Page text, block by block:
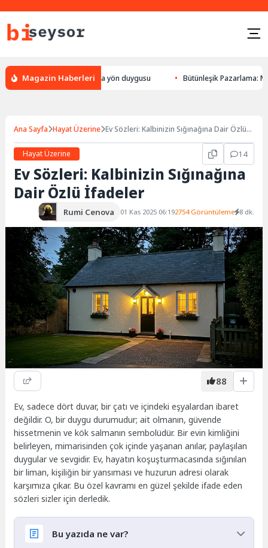
Magazin Haberleri
hayvanlarda yön duygusu Bütünleşik Pazarlama:
Ana Sayfa Hayat Üzerine Ev Sözleri: Kalbinizin Sığınağına Dair Özlü
Hayat Üzerine
14
Ev Sözleri: Kalbinizin Sığınağına
Dair Özlü İfadeler
Rumi Cenova 01 Kas 2025 06:192754 Görüntüleme 8 dk.
88
Ev, sadece dört duvar, bir çatı ve içindeki eşyalardan ibaret
değildir. O, bir duygu durumudur; ait olmanın, güvende
hissetmenin ve kök salmanın sembolüdür. Bir evin kimliğini
belirleyen, mimarisinden çok içinde yaşanan anılar, paylaşılan
duygular ve sevgidir. Ev, hayatın koşuşturmacasında sığınılan
bir liman, kişiliğin bir yansıması ve huzurun adresi olarak
karşımıza çıkar. Bu özel kavramı en güzel şekilde ifade eden
sözleri sizler için derledik.
Bu yazıda ne var?